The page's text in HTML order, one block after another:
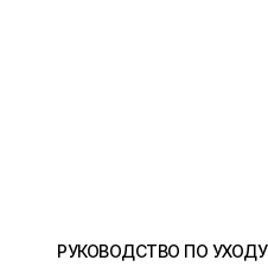
РУКОВОДСТВО ПО УХОДУ